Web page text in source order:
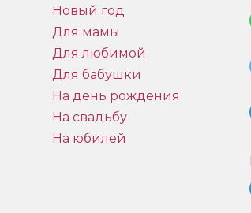
Новый год
Для мамы
Для любимой
Для бабушки
На день рождения
На свадьбу
На юбилей